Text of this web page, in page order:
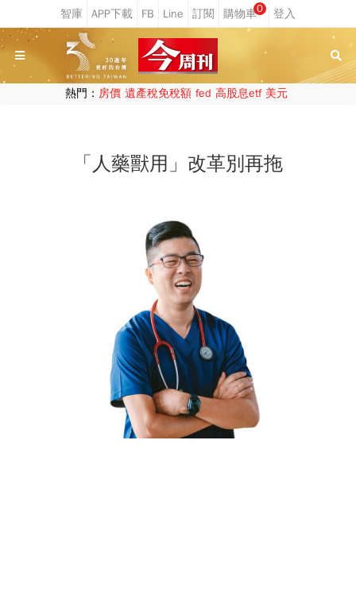
0
熱門： 房價 遺產稅免稅額 fed 高股息etf 美元
「人藥獸用」改革別再拖